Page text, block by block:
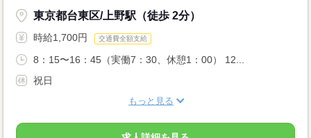
東京都台東区/上野駅（徒歩 2分）
時給1,700円 交通費全額支給
8：15〜16：45（実働7：30、休憩1：00） 12...
祝日
もっと見る